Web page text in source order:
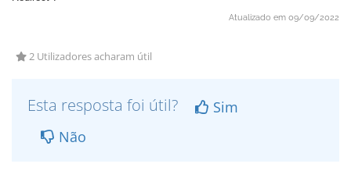
Atualizado em 09/09/2022
2 Utilizadores acharam útil
Esta resposta foi útil?
Sim
Não